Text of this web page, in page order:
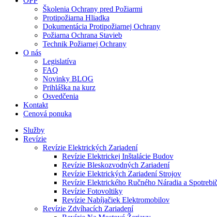
Školenia Ochrany pred Požiarmi
Protipožiarna Hliadka
Dokumentácia Protipožiarnej Ochrany
Požiarna Ochrana Stavieb
Technik Požiarnej Ochrany
O nás
Legislatíva
FAQ
Novinky BLOG
Prihláška na kurz
Osvedčenia
Kontakt
Cenová ponuka
Služby
Revízie
Revízie Elektrických Zariadení
Revízie Elektrickej Inštalácie Budov
Revízie Bleskozvodných Zariadení
Revízie Elektrických Zariadení Strojov
Revízie Elektrického Ručného Náradia a
Revízie Fotovoltiky
Revízie Nabíjačiek Elektromobilov
Revízie Zdvíhacích Zariadení